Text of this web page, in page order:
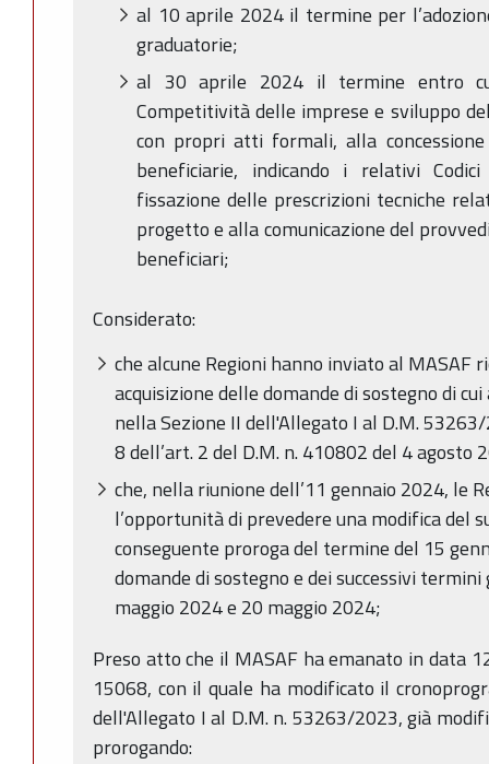
al 10 aprile 2024 il termine per
graduatorie;
al 30 aprile 2024 il termine entro
Competitività delle imprese e sviluppo
con propri atti formali, alla
beneficiarie, indicando i relativi
fissazione delle prescrizioni tecniche
progetto e alla comunicazione del
beneficiari;
Considerato:
che alcune Regioni hanno inviato al MASAF
acquisizione delle domande di sostegno di
nella Sezione II dell'Allegato I al D.M.
8 dell’art. 2 del D.M. n. 410802 del 4 agosto
che, nella riunione dell’11 gennaio 2024, le
l’opportunità di prevedere una modifica del
conseguente proroga del termine del 15
domande di sostegno e dei successivi
maggio 2024 e 20 maggio 2024;
Preso atto che il MASAF ha emanato in data
15068, con il quale ha modificato il
dell'Allegato I al D.M. n. 53263/2023, già
prorogando: